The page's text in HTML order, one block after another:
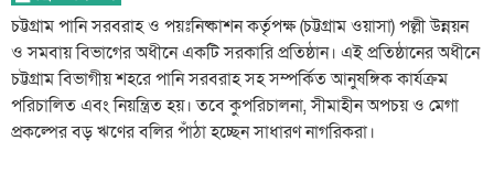
চট্টগ্রাম পানি সরবরাহ ও পয়ঃনিষ্কাশন কর্তৃপক্ষ (চট্টগ্রাম ওয়াসা) পল্লী উন্নয়ন
ও সমবায় বিভাগের অধীনে একটি সরকারি প্রতিষ্ঠান। এই প্রতিষ্ঠানের অধীনে
চট্টগ্রাম বিভাগীয় শহরে পানি সরবরাহ সহ সম্পর্কিত আনুষঙ্গিক কার্যক্রম
পরিচালিত এবং নিয়ন্ত্রিত হয়। তবে কুপরিচালনা, সীমাহীন অপচয় ও মেগা
প্রকল্পের বড় ঋণের বলির পাঁঠা হচ্ছেন সাধারণ নাগরিকরা।